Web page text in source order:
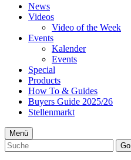
News
Videos
Video of the Week
Events
Kalender
Events
Special
Products
How To & Guides
Buyers Guide 2025/26
Stellenmarkt
Menü
Go